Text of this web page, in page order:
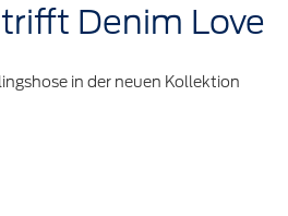
Denim Love
in der neuen Kollektion